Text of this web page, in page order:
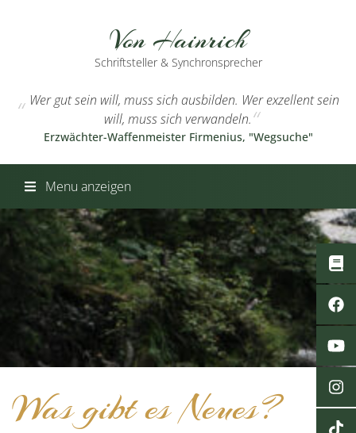
Von Hainrich
Schriftsteller & Synchronsprecher
Wer gut sein will, muss sich ausbilden. Wer exzellent sein
will, muss sich verwandeln.
Erzwächter-Waffenmeister Firmenius, "Wegsuche"
Menu anzeigen
Was gibt es Neues?